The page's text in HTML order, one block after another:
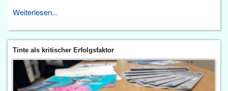
Weiterlesen...
Tinte als kritischer Erfolgsfaktor